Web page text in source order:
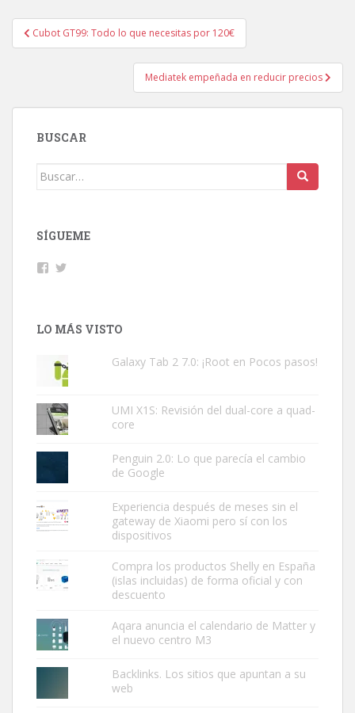
Navegación
de
Cubot GT99: Todo lo que necesitas por 120€
Mediatek empeñada en reducir precios
BUSCAR
Buscar:
SÍGUEME
Facebook
LO MÁS VISTO
Galaxy Tab 2 7.0: ¡Root en Pocos pasos!
UMI X1S: Revisión del dual-core a quad-
core
Penguin 2.0: Lo que parecía el cambio
de Google
Experiencia después de meses sin el
gateway de Xiaomi pero sí con los
dispositivos
Compra los productos Shelly en España
(islas incluidas) de forma oficial y con
descuento
Aqara anuncia el calendario de Matter y
el nuevo centro M3
Backlinks. Los sitios que apuntan a su
web